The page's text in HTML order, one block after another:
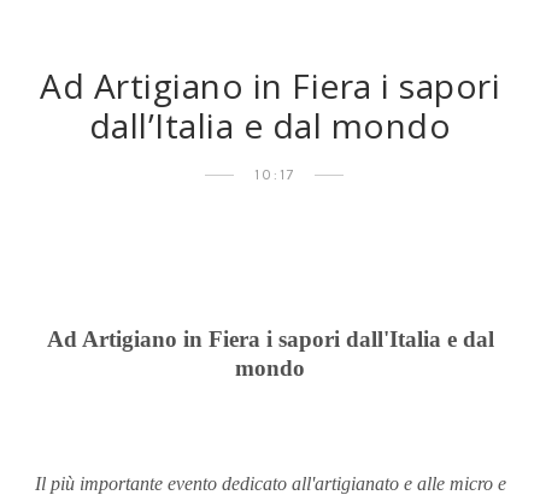
Ad Artigiano in Fiera i sapori
dall’Italia e dal mondo
10:17
Ad Artigiano in Fiera i sapori dall'Italia e dal
mondo
Il più importante evento dedicato all'artigianato e alle micro e